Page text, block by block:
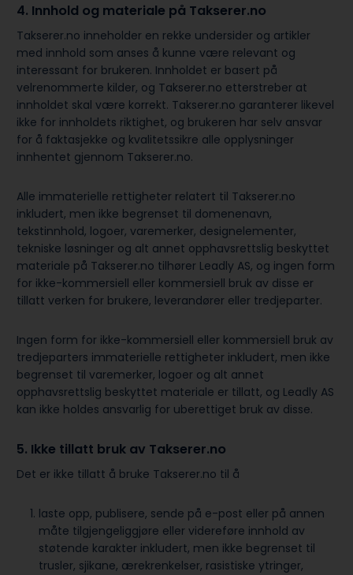
4. Innhold og materiale på Takserer.no
Takserer.no inneholder en rekke undersider og artikler
med innhold som anses å kunne være relevant og
interessant for brukeren. Innholdet er basert på
velrenommerte kilder, og Takserer.no etterstreber at
innholdet skal være korrekt. Takserer.no garanterer likevel
ikke for innholdets riktighet, og brukeren har selv ansvar
for å faktasjekke og kvalitetssikre alle opplysninger
innhentet gjennom Takserer.no.
Alle immaterielle rettigheter relatert til Takserer.no
inkludert, men ikke begrenset til domenenavn,
tekstinnhold, logoer, varemerker, designelementer,
tekniske løsninger og alt annet opphavsrettslig beskyttet
materiale på Takserer.no tilhører Leadly AS, og ingen form
for ikke-kommersiell eller kommersiell bruk av disse er
tillatt verken for brukere, leverandører eller tredjeparter.
Ingen form for ikke-kommersiell eller kommersiell bruk av
tredjeparters immaterielle rettigheter inkludert, men ikke
begrenset til varemerker, logoer og alt annet
opphavsrettslig beskyttet materiale er tillatt, og Leadly AS
kan ikke holdes ansvarlig for uberettiget bruk av disse.
5. Ikke tillatt bruk av Takserer.no
Det er ikke tillatt å bruke Takserer.no til å
laste opp, publisere, sende på e-post eller på annen
måte tilgjengeliggjøre eller videreføre innhold av
støtende karakter inkludert, men ikke begrenset til
trusler, sjikane, ærekrenkelser, rasistiske ytringer,